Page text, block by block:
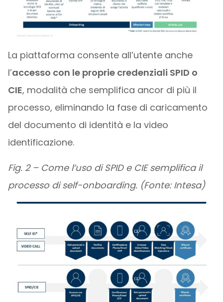
La piattaforma consente all’utente anche
l’accesso con le proprie credenziali SPID o
CIE, modalità che semplifica ancor di più il
processo, eliminando la fase di caricamento
del documento di identità e la video
identificazione.
Fig. 2 – Come l’uso di SPID e CIE semplifica il
processo di self-onboarding. (Fonte: Intesa)